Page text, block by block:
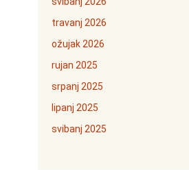
travanj 2026
ožujak 2026
rujan 2025
srpanj 2025
lipanj 2025
svibanj 2025